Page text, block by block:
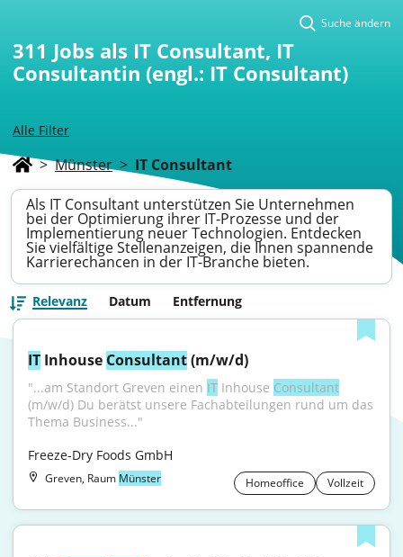
Alle Filter
Suche ändern
311 Jobs als IT Consultant, IT
Consultantin (engl.: IT Consultant)
> Münster > IT Consultant
Als IT Consultant unterstützen Sie Unternehmen
bei der Optimierung ihrer IT-Prozesse und der
Implementierung neuer Technologien. Entdecken
Sie vielfältige Stellenanzeigen, die Ihnen spannende
Karrierechancen in der IT-Branche bieten.
Relevanz Datum Entfernung
IT Inhouse Consultant (m/w/d)
"...am Standort Greven einen IT Inhouse Consultant
(m/w/d) Du berätst unsere Fachabteilungen rund um das
Thema Business..."
Freeze-Dry Foods GmbH
Greven, Raum Münster Homeoffice Vollzeit